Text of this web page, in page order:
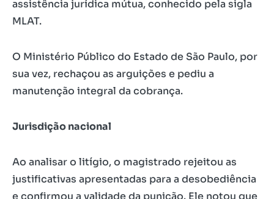
assistência jurídica mútua, conhecido pela sigla
MLAT.
O Ministério Público do Estado de São Paulo, por
sua vez, rechaçou as arguições e pediu a
manutenção integral da cobrança.
Jurisdição nacional
Ao analisar o litígio, o magistrado rejeitou as
justificativas apresentadas para a desobediência